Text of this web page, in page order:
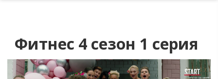
Фитнес 4 сезон 1 серия